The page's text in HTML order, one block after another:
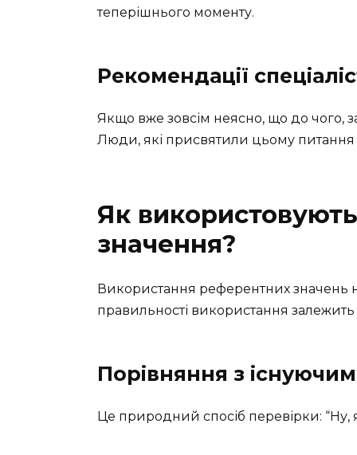
теперішнього моменту.
Рекомендації
Якщо вже зовсім неясно, що до чого,
Люди, які присвятили цьому питання
Як
значення?
Використання референтних значень
правильності використання залежить
Порівняння з
Це природний спосіб перевірки: “Ну,